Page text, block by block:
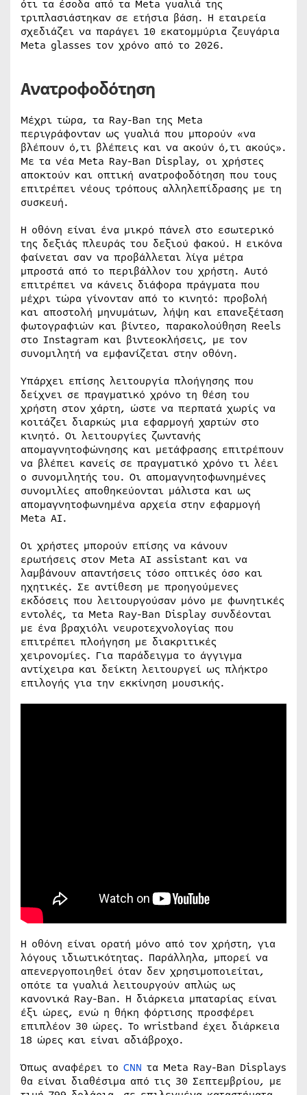
ότι τα έσοδα από τα Meta γυαλιά της
τριπλασιάστηκαν σε ετήσια βάση. Η εταιρεία
σχεδιάζει να παράγει 10 εκατομμύρια ζευγάρια
Meta glasses τον χρόνο από το 2026.
Ανατροφοδότηση
Μέχρι τώρα, τα Ray-Ban της Meta
περιγράφονταν ως γυαλιά που μπορούν «να
βλέπουν ό,τι βλέπεις και να ακούν ό,τι ακούς».
Με τα νέα Meta Ray-Ban Display, οι χρήστες
αποκτούν και οπτική ανατροφοδότηση που τους
επιτρέπει νέους τρόπους αλληλεπίδρασης με τη
συσκευή.
Η οθόνη είναι ένα μικρό πάνελ στο εσωτερικό
της δεξιάς πλευράς του δεξιού φακού. Η εικόνα
φαίνεται σαν να προβάλλεται λίγα μέτρα
μπροστά από το περιβάλλον του χρήστη. Αυτό
επιτρέπει να κάνεις διάφορα πράγματα που
μέχρι τώρα γίνονταν από το κινητό: προβολή
και αποστολή μηνυμάτων, λήψη και επανεξέταση
φωτογραφιών και βίντεο, παρακολούθηση Reels
στο Instagram και βιντεοκλήσεις, με τον
συνομιλητή να εμφανίζεται στην οθόνη.
Υπάρχει επίσης λειτουργία πλοήγησης που
δείχνει σε πραγματικό χρόνο τη θέση του
χρήστη στον χάρτη, ώστε να περπατά χωρίς να
κοιτάζει διαρκώς μια εφαρμογή χαρτών στο
κινητό. Οι λειτουργίες ζωντανής
απομαγνητοφώνησης και μετάφρασης επιτρέπουν
να βλέπει κανείς σε πραγματικό χρόνο τι λέει
ο συνομιλητής του. Οι απομαγνητοφωνημένες
συνομιλίες αποθηκεύονται μάλιστα και ως
απομαγνητοφωνημένα αρχεία στην εφαρμογή
Meta AI.
Οι χρήστες μπορούν επίσης να κάνουν
ερωτήσεις στον Meta AI assistant και να
λαμβάνουν απαντήσεις τόσο οπτικές όσο και
ηχητικές. Σε αντίθεση με προηγούμενες
εκδόσεις που λειτουργούσαν μόνο με φωνητικές
εντολές, τα Meta Ray-Ban Display συνδέονται
με ένα βραχιόλι νευροτεχνολογίας που
επιτρέπει πλοήγηση με διακριτικές
χειρονομίες. Για παράδειγμα το άγγιγμα
αντίχειρα και δείκτη λειτουργεί ως πλήκτρο
επιλογής για την εκκίνηση μουσικής.
Η οθόνη είναι ορατή μόνο από τον χρήστη, για
λόγους ιδιωτικότητας. Παράλληλα, μπορεί να
απενεργοποιηθεί όταν δεν χρησιμοποιείται,
οπότε τα γυαλιά λειτουργούν απλώς ως
κανονικά Ray-Ban. Η διάρκεια μπαταρίας είναι
έξι ώρες, ενώ η θήκη φόρτισης προσφέρει
επιπλέον 30 ώρες. Το wristband έχει διάρκεια
18 ώρες και είναι αδιάβροχο.
Όπως αναφέρει το CNN τα Meta Ray-Ban Displays
θα είναι διαθέσιμα από τις 30 Σεπτεμβρίου, με